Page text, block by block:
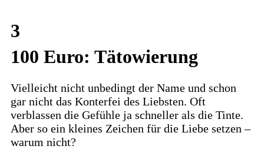
3
100 Euro: Tätowierung
Vielleicht nicht unbedingt der Name und schon
gar nicht das Konterfei des Liebsten. Oft
verblassen die Gefühle ja schneller als die Tinte.
Aber so ein kleines Zeichen für die Liebe setzen –
warum nicht?